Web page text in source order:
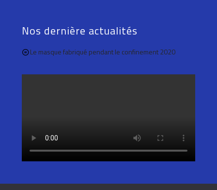
Nos dernière actualités
Le masque fabriqué pendant le confinement 2020